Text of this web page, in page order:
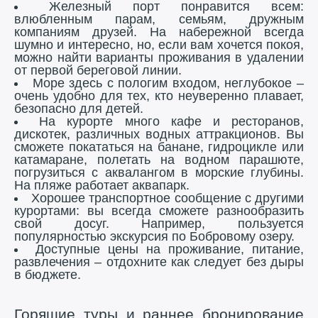
Железный порт понравится всем:
влюбленным парам, семьям, дружным
компаниям друзей. На набережной всегда
шумно и интересно, но, если вам хочется покоя,
можно найти варианты проживания в удалении
от первой береговой линии.
Море здесь с пологим входом, неглубокое –
очень удобно для тех, кто неуверенно плавает,
безопасно для детей.
На курорте много кафе и ресторанов,
дискотек, различных водных аттракционов. Вы
сможете покататься на банане, гидроцикле или
катамаране, полетать на водном парашюте,
погрузиться с аквалангом в морские глубины.
На пляже работает аквапарк.
Хорошее транспортное сообщение с другими
курортами: вы всегда сможете разнообразить
свой досуг. Например, пользуется
популярностью экскурсия по Бобровому озеру.
Доступные цены на проживание, питание,
развлечения – отдохните как следует без дыры
в бюджете.
Горящие туры и раннее бронирование